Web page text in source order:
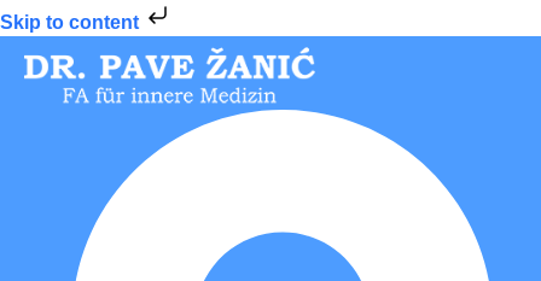
Skip to content